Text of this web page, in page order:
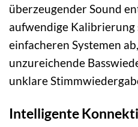
überzeugender Sound
aufwendige Kalibrierung
einfacheren Systemen
unzureichende
unklare
Intelligente